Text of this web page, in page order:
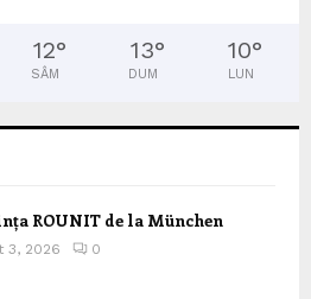
12°
SÂM
13°
DUM
10°
LUN
ROUNIT de la München
3, 2026 0